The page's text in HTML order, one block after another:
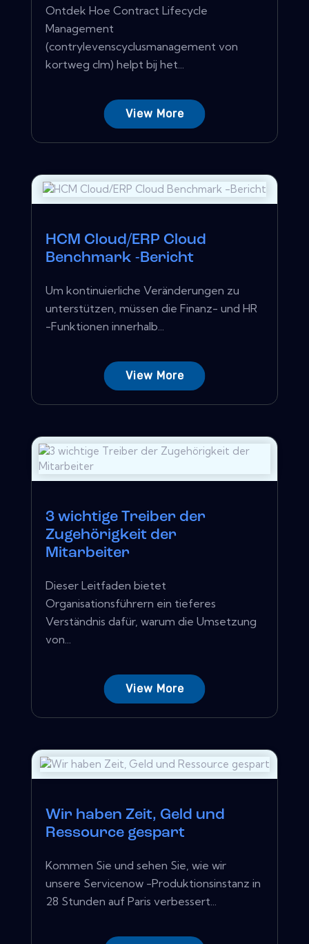
Ontdek Hoe Contract Lifecycle
Management
(contrylevenscyclusmanagement von
kortweg clm) helpt bij het...
View More
HCM Cloud/ERP Cloud
Benchmark -Bericht
Um kontinuierliche Veränderungen zu
unterstützen, müssen die Finanz- und HR
-Funktionen innerhalb...
View More
3 wichtige Treiber der
Zugehörigkeit der
Mitarbeiter
Dieser Leitfaden bietet
Organisationsführern ein tieferes
Verständnis dafür, warum die Umsetzung
von...
View More
Wir haben Zeit, Geld und
Ressource gespart
Kommen Sie und sehen Sie, wie wir
unsere Servicenow -Produktionsinstanz in
28 Stunden auf Paris verbessert...